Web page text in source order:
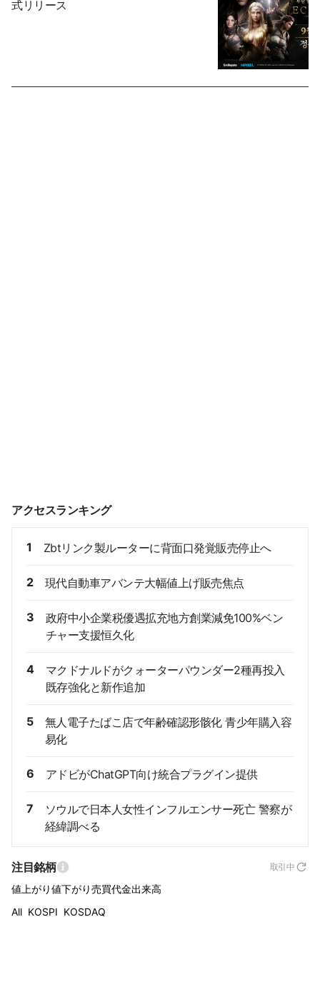
式リリース
アクセスランキング
1 Zbtリンク製ルーターに背面口発覚販売停止へ
2 現代自動車アバンテ大幅値上げ販売焦点
3
政府中小企業税優遇拡充地方創業減免100%ベン
チャー支援恒久化
4
マクドナルドがクォーターパウンダー2種再投入
既存強化と新作追加
5
無人電子たばこ店で年齢確認形骸化 青少年購入容
易化
6 アドビがChatGPT向け統合プラグイン提供
7
ソウルで日本人女性インフルエンサー死亡 警察が
経緯調べる
注目銘柄 取引中
値上がり値下がり売買代金出来高
All KOSPI KOSDAQ